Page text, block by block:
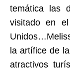
temática las
visitado en
la artífice de
atractivos